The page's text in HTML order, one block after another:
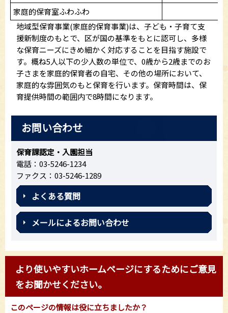
家庭的保育室ふわふわ
地域型保育事業(家庭的保育事業)は、子ども・子育て支
援新制度のもとで、区が国の基準をもとに認可し、多様
な保育ニーズにきめ細かく対応することを目指す施設で
す。概ね5人以下の少人数の単位で、0歳から2歳までのお
子さまを家庭的保育者の自宅、その他の場所において、
家庭的な雰囲気のもと保育を行います。保育時間は、保
育提供時間の範囲内で8時間になります。
お問い合わせ
保育課認定・入園担当
電話：03-5246-1234
ファクス：03-5246-1289
よくある質問
メールによるお問い合わせ
より使いやすいホームページにするためにご意見
をお聞かせください。
このページの情報は役に立ちましたか？